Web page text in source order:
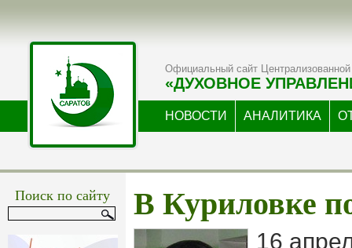
Официальный сайт Централизованной
«ДУХОВНОЕ
НОВОСТИ АНАЛИТИКА
Поиск по сайту В Куриловке
16